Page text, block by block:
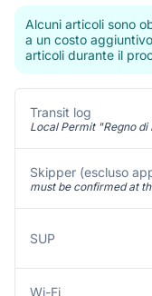
Alcuni articoli sono
a un costo
articoli durante il
Transit log
Local Permit "Regno di
Skipper (escluso
must be confirmed at
SUP
Wi-Fi